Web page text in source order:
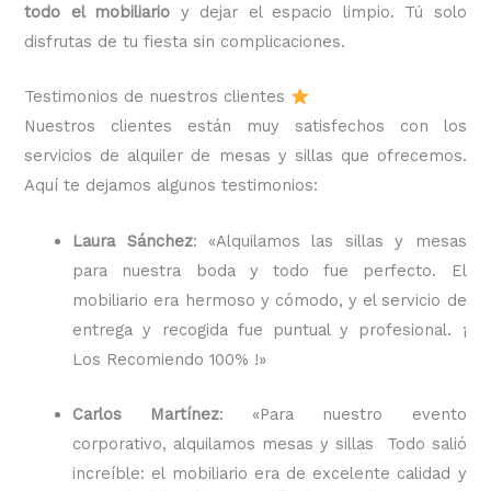
todo el mobiliario y dejar el espacio limpio. Tú solo
disfrutas de tu fiesta sin complicaciones.
Testimonios de nuestros clientes
Nuestros clientes están muy satisfechos con los
servicios de alquiler de mesas y sillas que ofrecemos.
Aquí te dejamos algunos testimonios:
Laura Sánchez: «Alquilamos las sillas y mesas
para nuestra boda y todo fue perfecto. El
mobiliario era hermoso y cómodo, y el servicio de
entrega y recogida fue puntual y profesional. ¡
Los Recomiendo 100% !»
Carlos Martínez: «Para nuestro evento
corporativo, alquilamos mesas y sillas Todo salió
increíble: el mobiliario era de excelente calidad y